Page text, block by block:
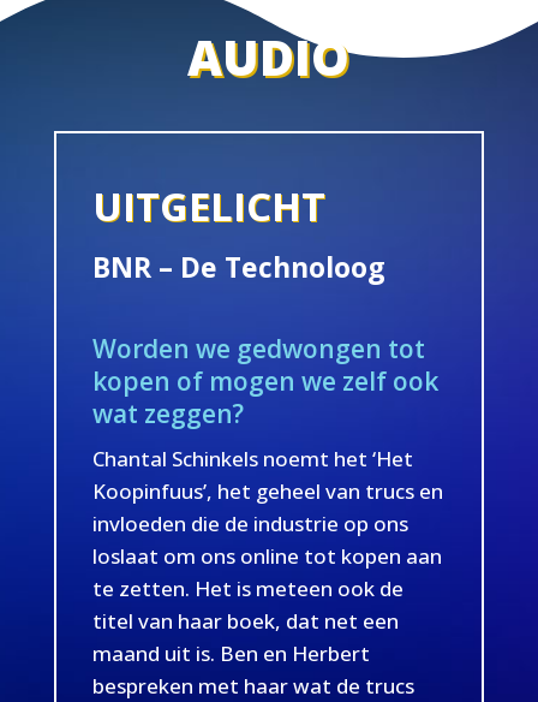
AUDIO
UITGELICHT
BNR – De Technoloog
Worden we gedwongen tot
kopen of mogen we zelf ook
wat zeggen?
Chantal Schinkels noemt het ‘Het
Koopinfuus’, het geheel van trucs en
invloeden die de industrie op ons
loslaat om ons online tot kopen aan
te zetten. Het is meteen ook de
titel van haar boek, dat net een
maand uit is. Ben en Herbert
bespreken met haar wat de trucs